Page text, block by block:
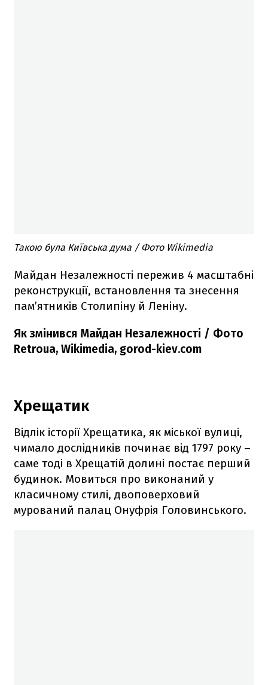
Такою була Київська дума / Фото Wikimedia
Майдан Незалежності пережив 4 масштабні
реконструкції, встановлення та знесення
пам’ятників Столипіну й Леніну.
Як змінився Майдан Незалежності / Фото
Retroua, Wikimedia, gorod-kiev.com
Хрещатик
Відлік історії Хрещатика, як міської вулиці,
чимало дослідників починає від 1797 року –
саме тоді в Хрещатій долині постає перший
будинок. Мовиться про виконаний у
класичному стилі, двоповерховий
мурований палац Онуфрія Головинського.